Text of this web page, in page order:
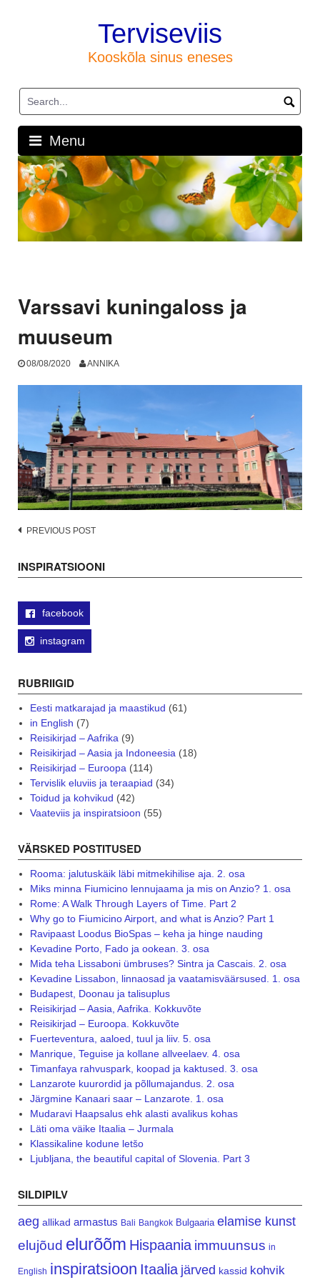
Terviseviis
Kooskõla sinus eneses
Menu
Varssavi kuningaloss ja
muuseum
08/08/2020 ANNIKA
Post
PREVIOUS POST
INSPIRATSIOONI
facebook
instagram
RUBRIIGID
Eesti matkarajad ja maastikud (61)
in English (7)
Reisikirjad – Aafrika(9)
Reisikirjad – Aasia ja Indoneesia(18)
Reisikirjad – Euroopa(114)
Tervislik eluviis ja teraapiad (34)
Toidud ja kohvikud (42)
Vaateviis ja inspiratsioon (55)
VÄRSKED POSTITUSED
Rooma: jalutuskäik läbi mitmekihilise aja. 2. osa
Miks minna Fiumicino lennujaama ja mis on Anzio? 1. osa
Rome: A Walk Through Layers of Time. Part 2
Why go to Fiumicino Airport, and what is Anzio? Part 1
Ravipaast Loodus BioSpas – keha ja hinge nauding
Kevadine Porto, Fado ja ookean. 3. osa
Mida teha Lissaboni ümbruses? Sintra ja Cascais. 2. osa
Kevadine Lissabon, linnaosad ja vaatamisväärsused. 1. osa
Budapest, Doonau ja talisuplus
Reisikirjad – Aasia, Aafrika. Kokkuvõte
Reisikirjad – Euroopa. Kokkuvõte
Fuerteventura, aaloed, tuul ja liiv. 5. osa
Manrique, Teguise ja kollane allveelaev. 4. osa
Timanfaya rahvuspark, koopad ja kaktused. 3. osa
Lanzarote kuurordid ja põllumajandus. 2. osa
Järgmine Kanaari saar – Lanzarote. 1. osa
Mudaravi Haapsalus ehk alasti avalikus kohas
Läti oma väike Itaalia – Jurmala
Klassikaline kodune letšo
Ljubljana, the beautiful capital of Slovenia. Part 3
SILDIPILV
aeg allikad armastus Bali Bangkok Bulgaaria elamise kunst
elujõud elurõõm Hispaania immuunsus in
English inspiratsioon Itaalia järved kassid kohvik